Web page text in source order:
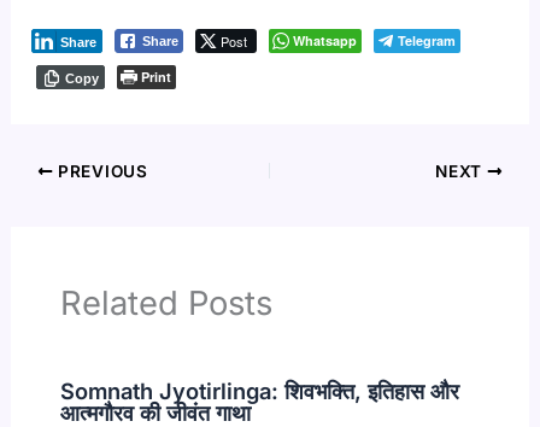
Share Post
Share Whatsapp Telegram
Copy Print
PREVIOUS NEXT
Related Posts
Somnath Jyotirlinga: शिवभक्ति, इतिहास और
आत्मगौरव की जीवंत गाथा